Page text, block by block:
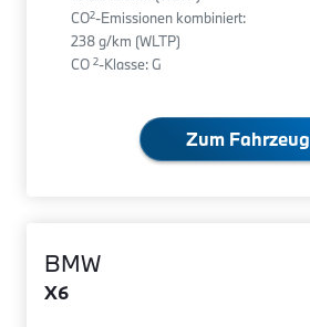
CO2-Emissionen kombiniert:
238 g/km (WLTP)
CO 2-Klasse: G
Zum Fahrzeug
BMW
X6